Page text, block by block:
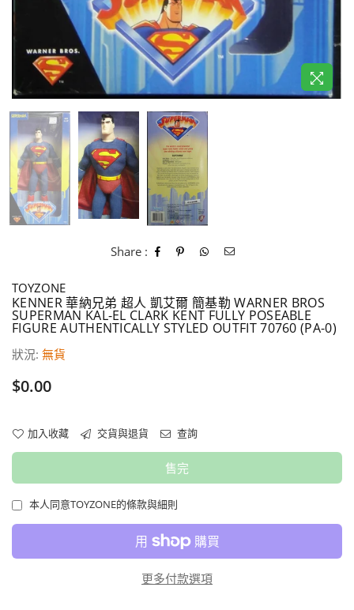
Share :
TOYZONE
KENNER 華納兄弟 超人 凱艾爾 簡基勒 WARNER BROS
SUPERMAN KAL-EL CLARK KENT FULLY POSEABLE
FIGURE AUTHENTICALLY STYLED OUTFIT 70760 (PA-0)
狀況: 無貨
價
$0.00
加入收藏 交貨與退貨 查詢
售完
本人同意TOYZONE的條款與細則
更多付款選項